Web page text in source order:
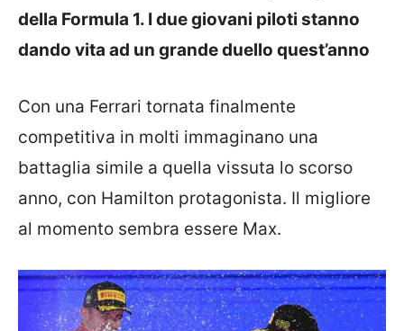
della Formula 1. I due giovani piloti stanno
dando vita ad un grande duello quest’anno
Con una Ferrari tornata finalmente
competitiva in molti immaginano una
battaglia simile a quella vissuta lo scorso
anno, con Hamilton protagonista. Il migliore
al momento sembra essere Max.